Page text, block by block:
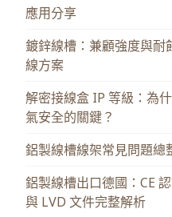
應用分享
鍍鋅線槽：兼顧強度與耐
線方案
解密接線盒 IP 等級：為
氣安全的關鍵？
鋁製線槽線架常見問題總
鋁製線槽出口德國：CE
與 LVD 文件完整解析